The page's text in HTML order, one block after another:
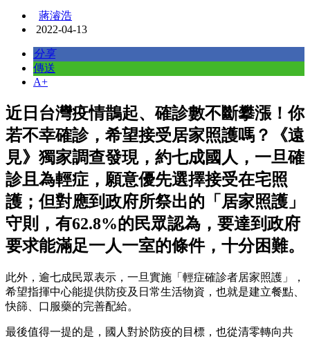
蔣濬浩
2022-04-13
分享
傳送
A+
近日台灣疫情鵲起、確診數不斷攀漲！你
若不幸確診，希望接受居家照護嗎？《遠
見》獨家調查發現，約七成國人，一旦確
診且為輕症，願意優先選擇接受在宅照
護；但對應到政府所祭出的「居家照護」
守則，有62.8%的民眾認為，要達到政府
要求能滿足一人一室的條件，十分困難。
此外，逾七成民眾表示，一旦實施「輕症確診者居家照護」，
希望指揮中心能提供防疫及日常生活物資，也就是建立餐點、
快篩、口服藥的完善配給。
最後值得一提的是，國人對於防疫的目標，也從清零轉向共